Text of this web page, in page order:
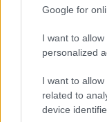
Google for
I want to
personalized
I want to
related to
device
Βάλε το